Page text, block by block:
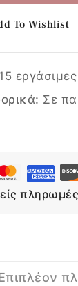
To Wishlist
εργάσιμες
Σε
πληρωμές